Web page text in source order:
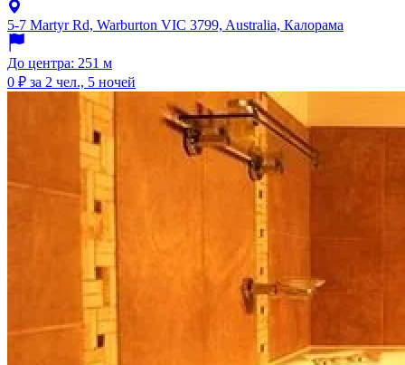
5-7 Martyr Rd, Warburton VIC 3799, Australia, Калорама
До центра: 251 м
0 ₽ за 2 чел., 5 ночей